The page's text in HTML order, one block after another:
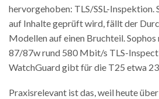
hervorgehoben: TLS/SSL-
auf Inhalte geprüft wird, fällt der
Modellen auf einen Bruchteil. Sophos
87/87w rund 580 Mbit/s TLS-
WatchGuard gibt für die T25 etwa
Praxisrelevant ist das, weil heute